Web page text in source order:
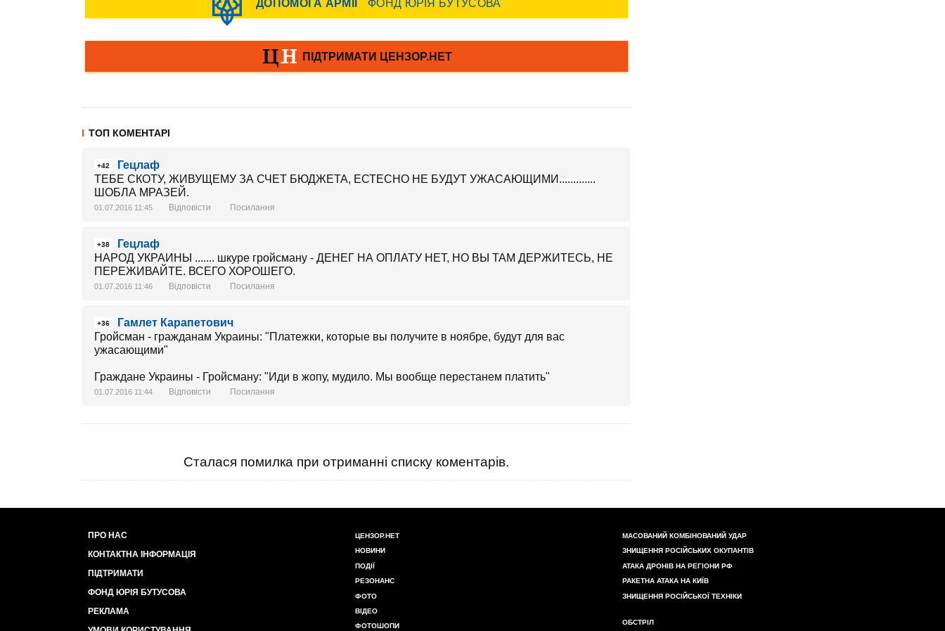
ТОП КОМЕНТАРІ
+42
Гецлаф
ТЕБЕ СКОТУ, ЖИВУЩЕМУ ЗА СЧЕТ БЮДЖЕТА, ЕСТЕСНО НЕ БУДУТ УЖАСАЮЩИМИ.............
ШОБЛА МРАЗЕЙ.
01.07.2016 11:45 Відповісти Посилання
+38
Гецлаф
НАРОД УКРАИНЫ ....... шкуре гройсману - ДЕНЕГ НА ОПЛАТУ НЕТ, НО ВЫ ТАМ ДЕРЖИТЕСЬ, НЕ
ПЕРЕЖИВАЙТЕ. ВСЕГО ХОРОШЕГО.
01.07.2016 11:46 Відповісти Посилання
+36
Гамлет Карапетович
Гройсман - гражданам Украины: "Платежки, которые вы получите в ноябре, будут для вас
ужасающими"
Граждане Украины - Гройсману: "Иди в жопу, мудило. Мы вообще перестанем платить"
01.07.2016 11:44 Відповісти Посилання
Сталася помилка при отриманні списку коментарів.
ПРО НАС
КОНТАКТНА ІНФОРМАЦІЯ
ПІДТРИМАТИ
ФОНД ЮРІЯ БУТУСОВА
РЕКЛАМА
ЦЕНЗОР.НЕТ
НОВИНИ
ПОДІЇ
РЕЗОНАНС
ФОТО
ВІДЕО
ФОТОШОПИ
МАСОВАНИЙ КОМБІНОВАНИЙ УДАР
ЗНИЩЕННЯ РОСІЙСЬКИХ ОКУПАНТІВ
АТАКА ДРОНІВ НА РЕГІОНИ РФ
РАКЕТНА АТАКА НА КИЇВ
ЗНИЩЕННЯ РОСІЙСЬКОЇ ТЕХНІКИ
ОБСТРІЛ